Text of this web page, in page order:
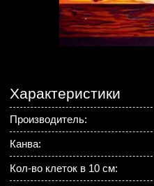
Характеристики
Производитель:
Канва:
Кол-во клеток в 10 см: